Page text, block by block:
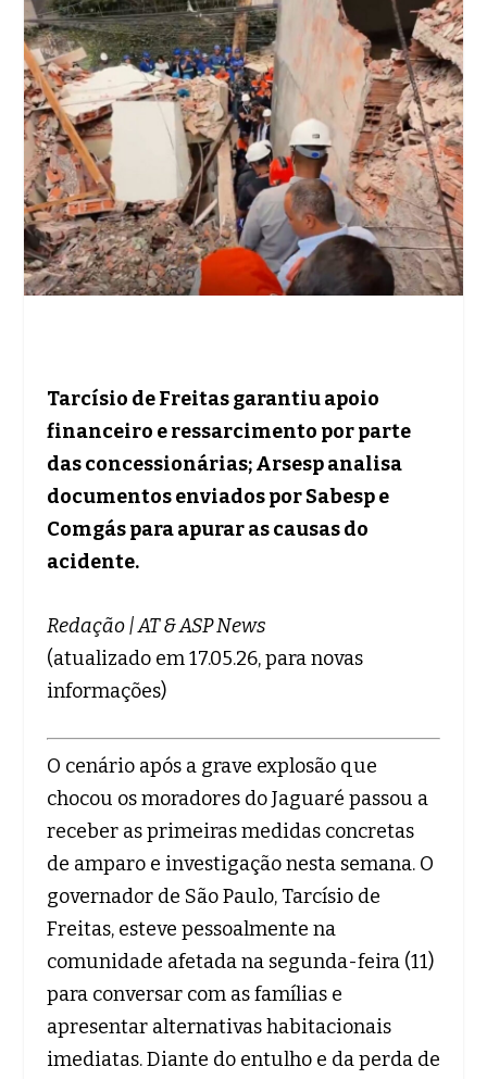
Tarcísio de Freitas garantiu apoio
financeiro e ressarcimento por parte
das concessionárias; Arsesp analisa
documentos enviados por Sabesp e
Comgás para apurar as causas do
acidente.
Redação | AT & ASP News
(atualizado em 17.05.26, para novas
informações)
O cenário após a grave explosão que
chocou os moradores do Jaguaré passou a
receber as primeiras medidas concretas
de amparo e investigação nesta semana. O
governador de São Paulo, Tarcísio de
Freitas, esteve pessoalmente na
comunidade afetada na segunda-feira (11)
para conversar com as famílias e
apresentar alternativas habitacionais
imediatas. Diante do entulho e da perda de